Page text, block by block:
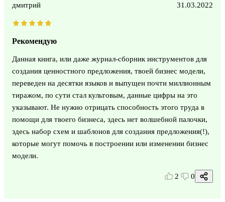
дмитрий 31.03.2022
Рекомендую
Данная книга, или даже журнал-сборник инструментов для
создания ценностного предложения, твоей бизнес модели,
переведен на десятки языков и выпущен почти миллионным
тиражом, по сути стал культовым, данные цифры на это
указывают. Не нужно отрицать способность этого труда в
помощи для твоего бизнеса, здесь нет волшебной палочки,
здесь набор схем и шаблонов для создания предложения(!),
которые могут помочь в построении или изменении бизнес
модели.
2 0